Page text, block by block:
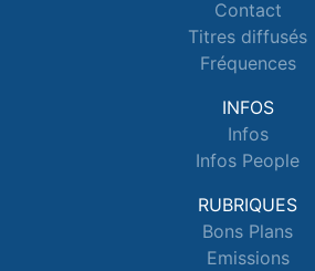
Contact
Titres diffusés
Fréquences
INFOS
Infos
Infos People
RUBRIQUES
Bons Plans
Emissions